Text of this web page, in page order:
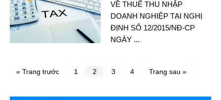
VỀ THUẾ THU NHẬP
DOANH NGHIỆP TẠI NGHỊ
ĐỊNH SỐ 12/2015/NĐ-CP
NGÀY ...
« Trang trước 1 2 3 4 Trang sau »